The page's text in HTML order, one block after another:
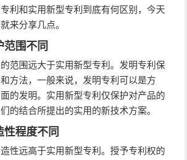
利和实用新型专利到底有何区别，今天
来分享几点。
范围不同
范围远大于实用新型专利。发明专利保
方法，一般来说，发明专利可以是方
的发明。实用新型专利仅保护对产品的
的结合所提出的实用的新技术方案。
性程度不同
性远高于实用新型专利。授予专利权的